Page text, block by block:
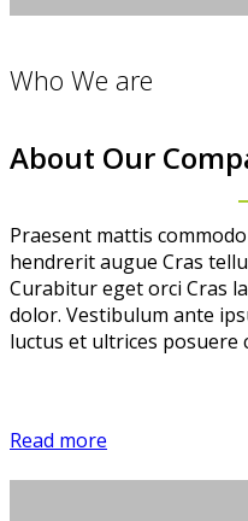
Who We are
About Our
Praesent mattis
hendrerit augue Cras
Curabitur eget orci Cras
dolor. Vestibulum ante
luctus et ultrices posuere
Read more